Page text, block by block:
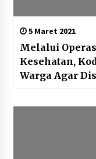
5 Maret 2021
Melalui
Kesehatan,
Warga Agar